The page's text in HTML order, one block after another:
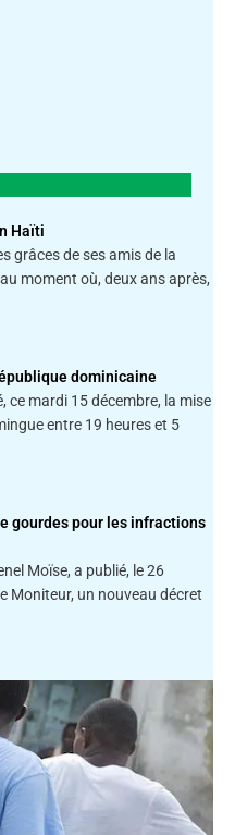
Haïti
grâces de ses amis de la
moment où, deux ans après,
dominicaine
ce mardi 15 décembre, la mise
entre 19 heures et 5
gourdes pour les infractions
Moïse, a publié, le 26
Moniteur, un nouveau décret